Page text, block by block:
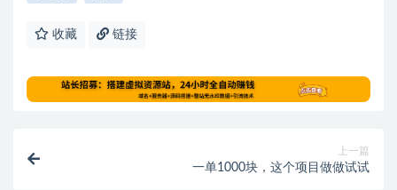
收藏 链接
上一篇
一单1000块，这个项目做做试试